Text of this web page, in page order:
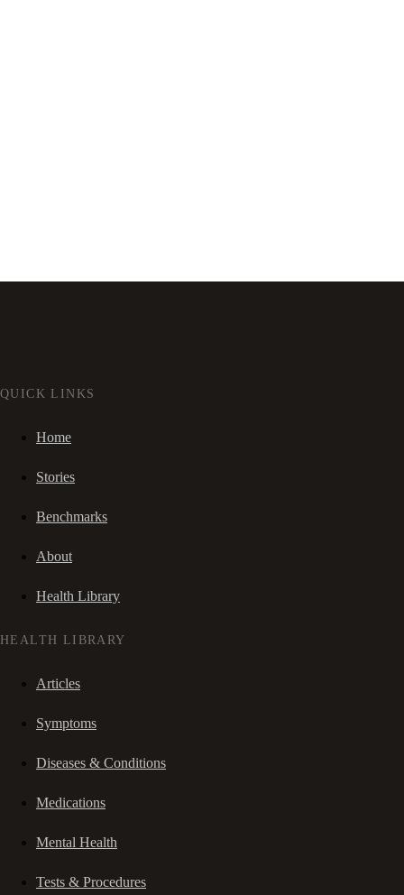
QUICK LINKS
Home
Stories
Benchmarks
About
Health Library
HEALTH LIBRARY
Articles
Symptoms
Diseases & Conditions
Medications
Mental Health
Tests & Procedures